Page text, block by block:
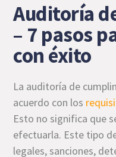
Auditoría
– 7 pasos
con éxito
La auditoría de
acuerdo con los
Esto no significa que
efectuarla. Este tipo
legales, sanciones,